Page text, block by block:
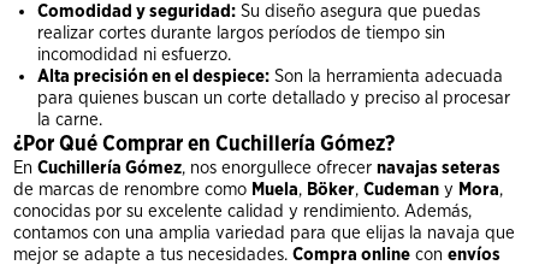
Comodidad y seguridad: Su diseño asegura que puedas
realizar cortes durante largos períodos de tiempo sin
incomodidad ni esfuerzo.
Alta precisión en el despiece: Son la herramienta adecuada
para quienes buscan un corte detallado y preciso al procesar
la carne.
¿Por Qué Comprar en Cuchillería Gómez?
EnCuchillería Gómez, nos enorgullece ofrecernavajas seteras
de marcas de renombre como Muela, Böker,Cudeman y Mora,
conocidas por su excelente calidad y rendimiento. Además,
contamos con una amplia variedad para que elijas la navaja que
mejor se adapte a tus necesidades.Compra online conenvíos